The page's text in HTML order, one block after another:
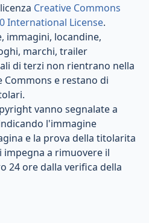
Creative Commons
International License.
immagini, locandine,
marchi, trailer
di terzi non rientrano nella
Commons e restano di
vanno segnalate a
l'immagine
e la prova della titolarita
a rimuovere il
24 ore dalla verifica della